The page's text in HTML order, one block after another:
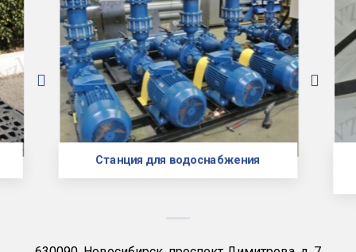
Станция для водоснабжения